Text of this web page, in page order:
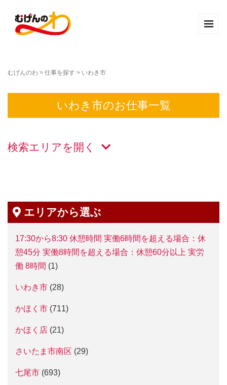
むげんのわ > 仕事を探す > いわき市
いわき市のお仕事一覧
検索エリアを
エリアから選ぶ
17:30から8:30 休憩時間 実働6時間を超える場合：休
憩45分 実働8時間を超える場合：休憩60分以上 実労
働 8時間 (1)
いわき市 (28)
かほく市 (711)
かほく店 (21)
さいたま市南区 (29)
七尾市 (693)